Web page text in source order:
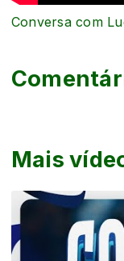
Mais
Conversa com